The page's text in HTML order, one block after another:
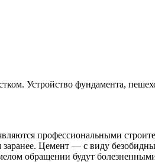
Устройство фундамента,
профессиональными
заранее. Цемент — с виду
обращении будут